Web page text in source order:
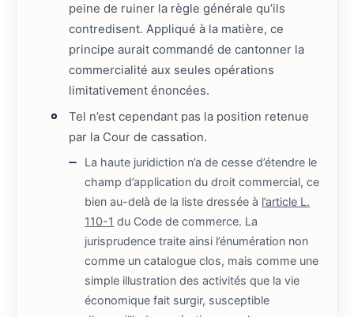
peine de ruiner la règle générale qu’ils
contredisent. Appliqué à la matière, ce
principe aurait commandé de cantonner la
commercialité aux seules opérations
limitativement énoncées.
Tel n’est cependant pas la position retenue
par la Cour de cassation.
La haute juridiction n’a de cesse d’étendre le
champ d’application du droit commercial, ce
bien au-delà de la liste dressée à l’article L.
110-1 du Code de commerce. La
jurisprudence traite ainsi l’énumération non
comme un catalogue clos, mais comme une
simple illustration des activités que la vie
économique fait surgir, susceptible